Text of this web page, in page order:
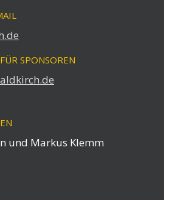
SPONSOREN
und Markus Klemm